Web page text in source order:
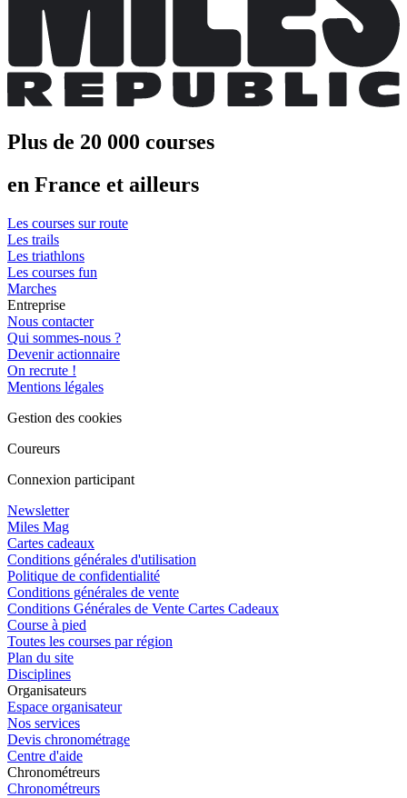
Plus de 20 000 courses
en France et ailleurs
Les courses sur route
Les trails
Les triathlons
Les courses fun
Marches
Entreprise
Nous contacter
Qui sommes-nous ?
Devenir actionnaire
On recrute !
Mentions légales
Gestion des cookies
Coureurs
Connexion participant
Newsletter
Miles Mag
Cartes cadeaux
Conditions générales d'utilisation
Politique de confidentialité
Conditions générales de vente
Conditions Générales de Vente Cartes Cadeaux
Course à pied
Toutes les courses par région
Plan du site
Disciplines
Organisateurs
Espace organisateur
Nos services
Devis chronométrage
Centre d'aide
Chronométreurs
Chronométreurs